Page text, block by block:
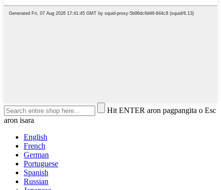
Hit ENTER aron pagpangita o Esc
aron isara
English
French
German
Portuguese
Spanish
Russian